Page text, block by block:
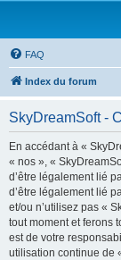
FAQ
Index du forum
SkyDreamSoft -
En accédant à «
« nos », «
d’être légalement lié
d’être légalement lié
et/ou n’utilisez pas «
tout moment et ferons
est de votre
utilisation continue de